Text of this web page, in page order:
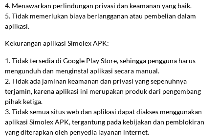
4. Menawarkan perlindungan privasi dan keamanan yang baik.
5. Tidak memerlukan biaya berlangganan atau pembelian dalam
aplikasi.
Kekurangan aplikasi Simolex APK:
1. Tidak tersedia di Google Play Store, sehingga pengguna harus
mengunduh dan menginstal aplikasi secara manual.
2. Tidak ada jaminan keamanan dan privasi yang sepenuhnya
terjamin, karena aplikasi ini merupakan produk dari pengembang
pihak ketiga.
3. Tidak semua situs web dan aplikasi dapat diakses menggunakan
aplikasi Simolex APK, tergantung pada kebijakan dan pemblokiran
yang diterapkan oleh penyedia layanan internet.